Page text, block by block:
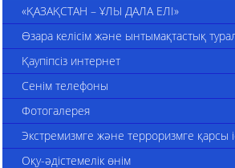
«ҚАЗАҚСТАН – ҰЛЫ ДАЛА ЕЛІ»
Өзара келісім және ынтымақтастық
Қаупіпсіз интернет
Сенім телефоны
Фотогалерея
Экстремизмге және терроризмге қарсы
Оқу-әдістемелік өнім